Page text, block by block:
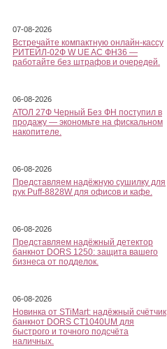
07-08-2026
Встречайте компактную онлайн-кассу
РИТЕЙЛ-02Ф W UE AC ФН36 —
работайте без штрафов и очередей.
06-08-2026
АТОЛ 27Ф Черный Без ФН поступил в
продажу — экономьте на фискальном
накопителе.
06-08-2026
Представляем надёжную сушилку для
рук Puff-8828W для офисов и кафе.
06-08-2026
Представляем надёжный детектор
банкнот DORS 1250: защита вашего
бизнеса от подделок.
06-08-2026
Новинка от STiMart: надёжный счётчик
банкнот DORS CT1040UM для
быстрого и точного подсчёта
наличных.